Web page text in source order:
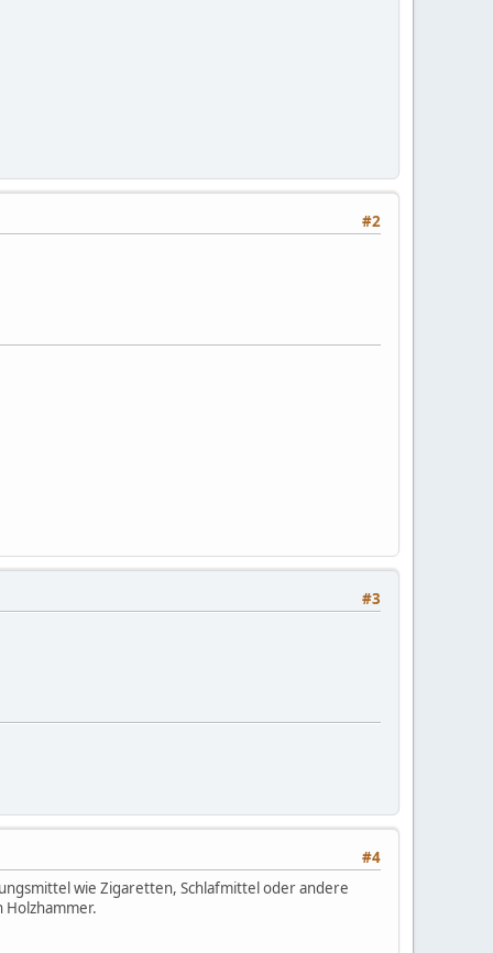
#2
#3
#4
wie Zigaretten, Schlafmittel oder andere
Holzhammer.